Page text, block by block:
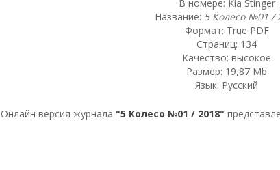
В номере: Kia Stinger
Название: 5 Колесо №01 /
Формат: True PDF
Страниц: 134
Качество: высокое
Размер: 19,87 Mb
Язык: Русский
Онлайн версия журнала "5 Колесо №01 / 2018"